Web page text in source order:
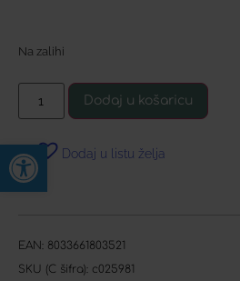
Open toolbar
Na zalihi
Dodaj u košaricu
Dodaj u listu želja
EAN: 8033661803521
SKU (C šifra): c025981